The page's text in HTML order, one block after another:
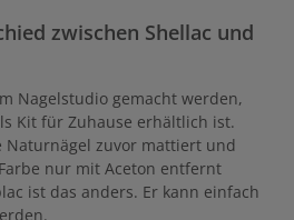
zwischen Shellac und
Nagelstudio gemacht werden,
Kit für Zuhause erhältlich ist.
Naturnägel zuvor mattiert und
nur mit Aceton entfernt
ist das anders. Er kann einfach